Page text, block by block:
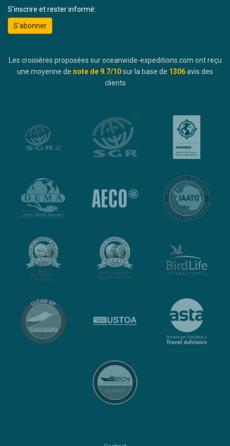
S'inscrire et rester informé:
S'abonner
Les croisières proposées sur oceanwide-expeditions.com ont reçu
une moyenne de note de 9.7/10sur la base de 1306avis des
clients